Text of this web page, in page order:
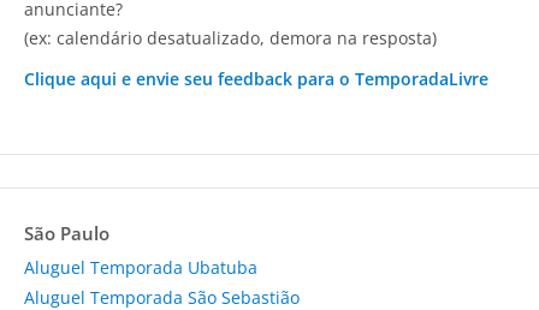
anunciante?
(ex: calendário desatualizado, demora na resposta)
Clique aqui e envie seu feedback para o TemporadaLivre
São Paulo
Aluguel Temporada Ubatuba
Aluguel Temporada São Sebastião